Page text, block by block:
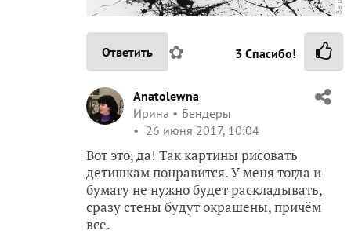
Ответить ✿ 3 Спасибо!
Anatolewna
Ирина
Бендеры
26 июня 2017, 10:04
Вот это, да! Так картины рисовать
детишкам понравится. У меня тогда и
бумагу не нужно будет раскладывать,
сразу стены будут окрашены, причём
все.